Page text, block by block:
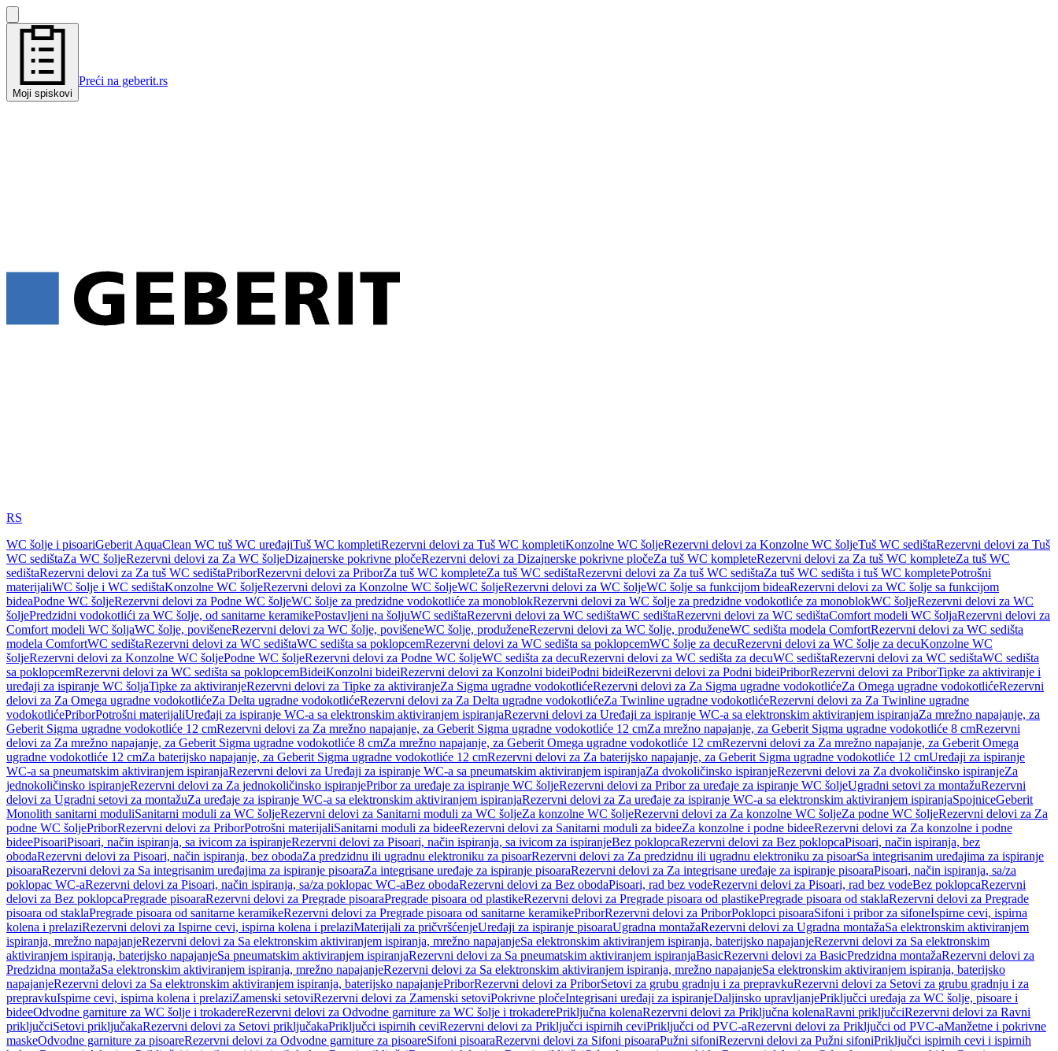
Moji spiskovi
Preći na geberit.rs
RS
WC šolje i pisoariGeberit AquaClean WC tuš WC uređajiTuš WC kompletiRezervni delovi za Tuš WC kompletiKonzolne WC šoljeRezervni delovi za Konzolne WC šoljeTuš WC sedištaRezervni delovi za Tuš
WC sedištaZa WC šoljeRezervni delovi za Za WC šoljeDizajnerske pokrivne pločeRezervni delovi za Dizajnerske pokrivne pločeZa tuš WC kompleteRezervni delovi za Za tuš WC kompleteZa tuš WC
sedištaRezervni delovi za Za tuš WC sedištaPriborRezervni delovi za PriborZa tuš WC kompleteZa tuš WC sedištaRezervni delovi za Za tuš WC sedištaZa tuš WC sedišta i tuš WC kompletePotrošni
materijaliWC šolje i WC sedištaKonzolne WC šoljeRezervni delovi za Konzolne WC šoljeWC šoljeRezervni delovi za WC šoljeWC šolje sa funkcijom bideaRezervni delovi za WC šolje sa funkcijom
bideaPodne WC šoljeRezervni delovi za Podne WC šoljeWC šolje za predzidne vodokotliće za monoblokRezervni delovi za WC šolje za predzidne vodokotliće za monoblokWC šoljeRezervni delovi za WC
šoljePredzidni vodokotlići za WC šolje, od sanitarne keramikePostavljeni na šoljuWC sedištaRezervni delovi za WC sedištaWC sedištaRezervni delovi za WC sedištaComfort modeli WC šoljaRezervni delovi za
Comfort modeli WC šoljaWC šolje, povišeneRezervni delovi za WC šolje, povišeneWC šolje, produženeRezervni delovi za WC šolje, produženeWC sedišta modela ComfortRezervni delovi za WC sedišta
modela ComfortWC sedištaRezervni delovi za WC sedištaWC sedišta sa poklopcemRezervni delovi za WC sedišta sa poklopcemWC šolje za decuRezervni delovi za WC šolje za decuKonzolne WC
šoljeRezervni delovi za Konzolne WC šoljePodne WC šoljeRezervni delovi za Podne WC šoljeWC sedišta za decuRezervni delovi za WC sedišta za decuWC sedištaRezervni delovi za WC sedištaWC sedišta
sa poklopcemRezervni delovi za WC sedišta sa poklopcemBideiKonzolni bideiRezervni delovi za Konzolni bideiPodni bideiRezervni delovi za Podni bideiPriborRezervni delovi za PriborTipke za aktiviranje i
uređaji za ispiranje WC šoljaTipke za aktiviranjeRezervni delovi za Tipke za aktiviranjeZa Sigma ugradne vodokotlićeRezervni delovi za Za Sigma ugradne vodokotlićeZa Omega ugradne vodokotlićeRezervni
delovi za Za Omega ugradne vodokotlićeZa Delta ugradne vodokotlićeRezervni delovi za Za Delta ugradne vodokotlićeZa Twinline ugradne vodokotlićeRezervni delovi za Za Twinline ugradne
vodokotlićePriborPotrošni materijaliUređaji za ispiranje WC-a sa elektronskim aktiviranjem ispiranjaRezervni delovi za Uređaji za ispiranje WC-a sa elektronskim aktiviranjem ispiranjaZa mrežno napajanje, za
Geberit Sigma ugradne vodokotliće 12 cmRezervni delovi za Za mrežno napajanje, za Geberit Sigma ugradne vodokotliće 12 cmZa mrežno napajanje, za Geberit Sigma ugradne vodokotliće 8 cmRezervni
delovi za Za mrežno napajanje, za Geberit Sigma ugradne vodokotliće 8 cmZa mrežno napajanje, za Geberit Omega ugradne vodokotliće 12 cmRezervni delovi za Za mrežno napajanje, za Geberit Omega
ugradne vodokotliće 12 cmZa baterijsko napajanje, za Geberit Sigma ugradne vodokotliće 12 cmRezervni delovi za Za baterijsko napajanje, za Geberit Sigma ugradne vodokotliće 12 cmUređaji za ispiranje
WC-a sa pneumatskim aktiviranjem ispiranjaRezervni delovi za Uređaji za ispiranje WC-a sa pneumatskim aktiviranjem ispiranjaZa dvokoličinsko ispiranjeRezervni delovi za Za dvokoličinsko ispiranjeZa
jednokoličinsko ispiranjeRezervni delovi za Za jednokoličinsko ispiranjePribor za uređaje za ispiranje WC šoljeRezervni delovi za Pribor za uređaje za ispiranje WC šoljeUgradni setovi za montažuRezervni
delovi za Ugradni setovi za montažuZa uređaje za ispiranje WC-a sa elektronskim aktiviranjem ispiranjaRezervni delovi za Za uređaje za ispiranje WC-a sa elektronskim aktiviranjem ispiranjaSpojniceGeberit
Monolith sanitarni moduliSanitarni moduli za WC šoljeRezervni delovi za Sanitarni moduli za WC šoljeZa konzolne WC šoljeRezervni delovi za Za konzolne WC šoljeZa podne WC šoljeRezervni delovi za Za
podne WC šoljePriborRezervni delovi za PriborPotrošni materijaliSanitarni moduli za bideeRezervni delovi za Sanitarni moduli za bideeZa konzolne i podne bideeRezervni delovi za Za konzolne i podne
bideePisoariPisoari, način ispiranja, sa ivicom za ispiranjeRezervni delovi za Pisoari, način ispiranja, sa ivicom za ispiranjeBez poklopcaRezervni delovi za Bez poklopcaPisoari, način ispiranja, bez
obodaRezervni delovi za Pisoari, način ispiranja, bez obodaZa predzidnu ili ugradnu elektroniku za pisoarRezervni delovi za Za predzidnu ili ugradnu elektroniku za pisoarSa integrisanim uređajima za ispiranje
pisoaraRezervni delovi za Sa integrisanim uređajima za ispiranje pisoaraZa integrisane uređaje za ispiranje pisoaraRezervni delovi za Za integrisane uređaje za ispiranje pisoaraPisoari, način ispiranja, sa/za
poklopac WC-aRezervni delovi za Pisoari, način ispiranja, sa/za poklopac WC-aBez obodaRezervni delovi za Bez obodaPisoari, rad bez vodeRezervni delovi za Pisoari, rad bez vodeBez poklopcaRezervni
delovi za Bez poklopcaPregrade pisoaraRezervni delovi za Pregrade pisoaraPregrade pisoara od plastikeRezervni delovi za Pregrade pisoara od plastikePregrade pisoara od staklaRezervni delovi za Pregrade
pisoara od staklaPregrade pisoara od sanitarne keramikeRezervni delovi za Pregrade pisoara od sanitarne keramikePriborRezervni delovi za PriborPoklopci pisoaraSifoni i pribor za sifoneIspirne cevi, ispirna
kolena i prelaziRezervni delovi za Ispirne cevi, ispirna kolena i prelaziMaterijali za pričvršćenjeUređaji za ispiranje pisoaraUgradna montažaRezervni delovi za Ugradna montažaSa elektronskim aktiviranjem
ispiranja, mrežno napajanjeRezervni delovi za Sa elektronskim aktiviranjem ispiranja, mrežno napajanjeSa elektronskim aktiviranjem ispiranja, baterijsko napajanjeRezervni delovi za Sa elektronskim
aktiviranjem ispiranja, baterijsko napajanjeSa pneumatskim aktiviranjem ispiranjaRezervni delovi za Sa pneumatskim aktiviranjem ispiranjaBasicRezervni delovi za BasicPredzidna montažaRezervni delovi za
Predzidna montažaSa elektronskim aktiviranjem ispiranja, mrežno napajanjeRezervni delovi za Sa elektronskim aktiviranjem ispiranja, mrežno napajanjeSa elektronskim aktiviranjem ispiranja, baterijsko
napajanjeRezervni delovi za Sa elektronskim aktiviranjem ispiranja, baterijsko napajanjePriborRezervni delovi za PriborSetovi za grubu gradnju i za prepravkuRezervni delovi za Setovi za grubu gradnju i za
prepravkuIspirne cevi, ispirna kolena i prelaziZamenski setoviRezervni delovi za Zamenski setoviPokrivne pločeIntegrisani uređaji za ispiranjeDaljinsko upravljanjePriključci uređaja za WC šolje, pisoare i
bideeOdvodne garniture za WC šolje i trokadereRezervni delovi za Odvodne garniture za WC šolje i trokaderePriključna kolenaRezervni delovi za Priključna kolenaRavni priključciRezervni delovi za Ravni
priključciSetovi priključakaRezervni delovi za Setovi priključakaPriključci ispirnih ceviRezervni delovi za Priključci ispirnih ceviPriključci od PVC-aRezervni delovi za Priključci od PVC-aManžetne i pokrivne
maskeOdvodne garniture za pisoareRezervni delovi za Odvodne garniture za pisoareSifoni pisoaraRezervni delovi za Sifoni pisoaraPužni sifoniRezervni delovi za Pužni sifoniPriključci ispirnih cevi i ispirnih